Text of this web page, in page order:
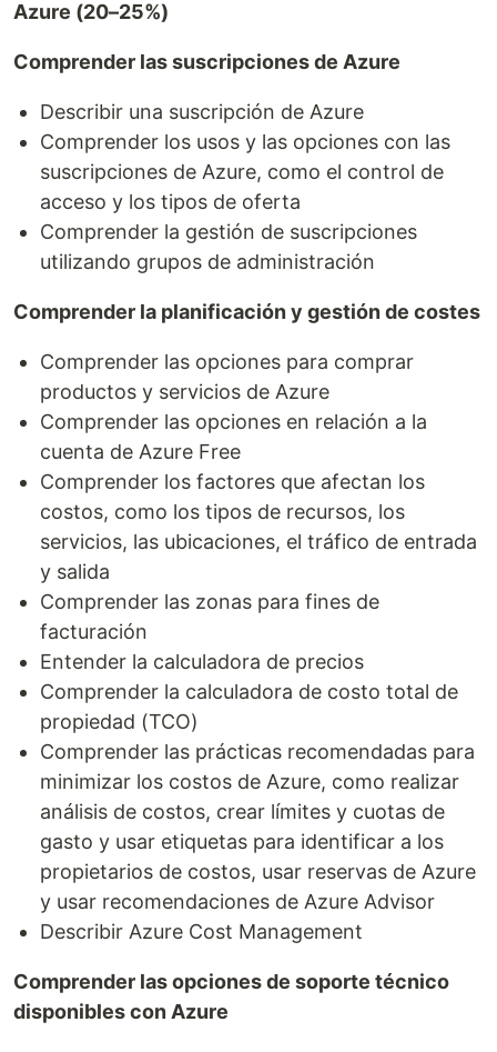
Azure (20–25%)
Comprender las suscripciones de Azure
Describir una suscripción de Azure
Comprender los usos y las opciones con las
suscripciones de Azure, como el control de
acceso y los tipos de oferta
Comprender la gestión de suscripciones
utilizando grupos de administración
Comprender la planificación y gestión de costes
Comprender las opciones para comprar
productos y servicios de Azure
Comprender las opciones en relación a la
cuenta de Azure Free
Comprender los factores que afectan los
costos, como los tipos de recursos, los
servicios, las ubicaciones, el tráfico de entrada
y salida
Comprender las zonas para fines de
facturación
Entender la calculadora de precios
Comprender la calculadora de costo total de
propiedad (TCO)
Comprender las prácticas recomendadas para
minimizar los costos de Azure, como realizar
análisis de costos, crear límites y cuotas de
gasto y usar etiquetas para identificar a los
propietarios de costos, usar reservas de Azure
y usar recomendaciones de Azure Advisor
Describir Azure Cost Management
Comprender las opciones de soporte técnico
disponibles con Azure